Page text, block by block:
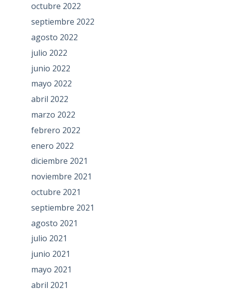
octubre 2022
septiembre 2022
agosto 2022
julio 2022
junio 2022
mayo 2022
abril 2022
marzo 2022
febrero 2022
enero 2022
diciembre 2021
noviembre 2021
octubre 2021
septiembre 2021
agosto 2021
julio 2021
junio 2021
mayo 2021
abril 2021